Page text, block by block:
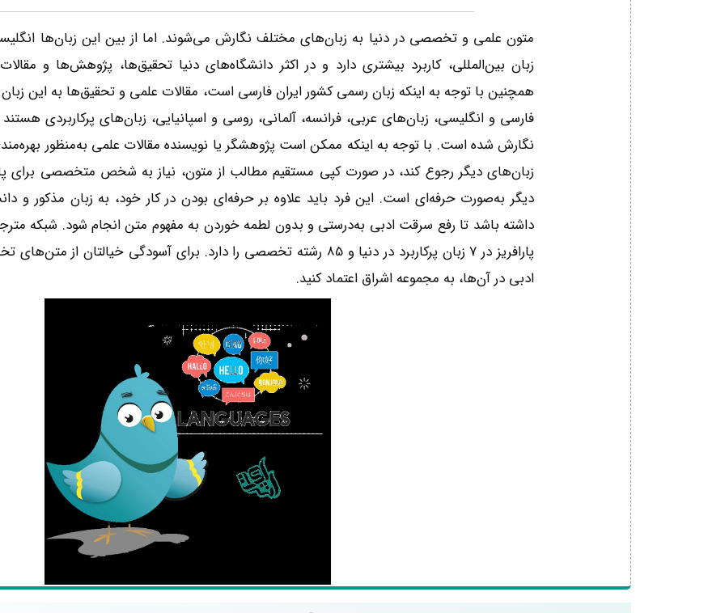
متون علمی و تخصصی در دنیا به زبان‌های مختلف نگارش می‌شوند. اما از بین این زبان‌ها
زبان بین‌المللی، کاربرد بیشتری دارد و در اکثر دانشگاه‌های دنیا تحقیق‌ها، پژوهش‌ها و
همچنین با توجه به اینکه زبان رسمی کشور ایران فارسی است، مقالات علمی و تحقیق‌ها به این
فارسی و انگلیسی، زبان‌های عربی، فرانسه، آلمانی، روسی و اسپانیایی‌، زبان‌های پرکاربردی
نگارش شده است. با توجه به اینکه ممکن است پژوهشگر یا نویسنده مقالات علمی به‌منظور
زبان‌های دیگر رجوع کند، در صورت کپی مستقیم مطالب از متون، نیاز به شخص متخصصی برای
دیگر به‌صورت حرفه‌ای است. این فرد باید علاوه بر حرفه‌ای بودن در کار خود، به زبان مذکور
داشته باشد تا رفع سرقت ادبی به‌درستی و بدون لطمه خوردن به مفهوم متن انجام شود. شبکه
پارافریز در 7 زبان پرکاربرد در دنیا و 85 رشته تخصصی را دارد. برای آسودگی
ادبی در آن‌ها، به مجموعه اشراق اعتماد کنید.